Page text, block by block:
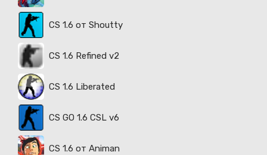
CS 1.6 от Shoutty
CS 1.6 Refined v2
CS 1.6 Liberated
CS GO 1.6 CSL v6
CS 1.6 от Animan